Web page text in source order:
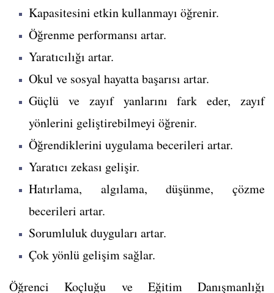
Kapasitesini etkin kullanmayı öğrenir.
Öğrenme performansı artar.
Yaratıcılığı artar.
Okul ve sosyal hayatta başarısı artar.
Güçlü ve zayıf yanlarını fark eder, zayıf
yönlerini geliştirebilmeyi öğrenir.
Öğrendiklerini uygulama becerileri artar.
Yaratıcı zekası gelişir.
Hatırlama, algılama, düşünme, çözme
becerileri artar.
Sorumluluk duyguları artar.
Çok yönlü gelişim sağlar.
Öğrenci Koçluğu ve Eğitim Danışmanlığı